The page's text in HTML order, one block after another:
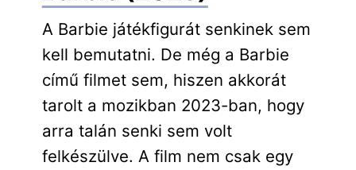
A Barbie játékfigurát senkinek sem
kell bemutatni. De még a Barbie
című filmet sem, hiszen akkorát
tarolt a mozikban 2023-ban, hogy
arra talán senki sem volt
felkészülve. A film nem csak egy